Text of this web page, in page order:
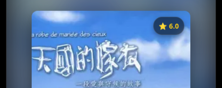
⭐️ 6.0
《天国的嫁衣》
⭐
收藏
⭐️ 评分：6.0 | 🎬 2004年
✅ 已完结